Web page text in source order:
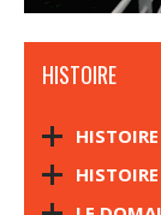
HISTOIRE